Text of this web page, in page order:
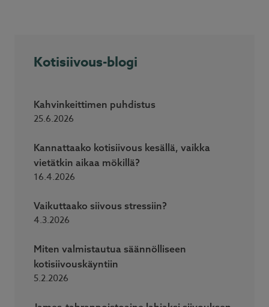
Kotisiivous-blogi
Kahvinkeittimen puhdistus
25.6.2026
Kannattaako kotisiivous kesällä, vaikka
vietätkin aikaa mökillä?
16.4.2026
Vaikuttaako siivous stressiin?
4.3.2026
Miten valmistautua säännölliseen
kotisiivouskäyntiin
5.2.2026